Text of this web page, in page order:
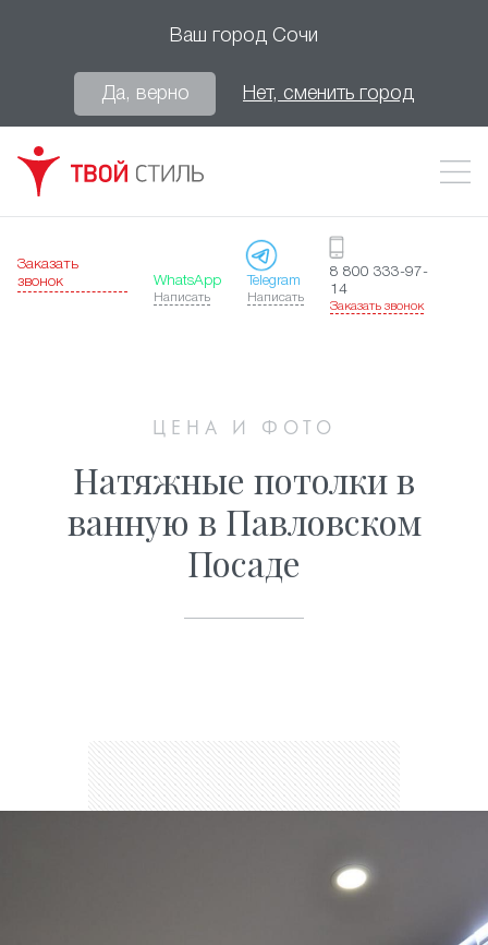
Ваш город Сочи
Да, верно Нет, сменить город
Заказать
звонок
WhatsApp
Написать
Telegram
Написать
8 800 333-97-
14
Заказать звонок
ЦЕНА И ФОТО
Натяжные потолки в
ванную в Павловском
Посаде